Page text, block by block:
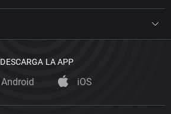
DESCARGA LA APP
Android iOS